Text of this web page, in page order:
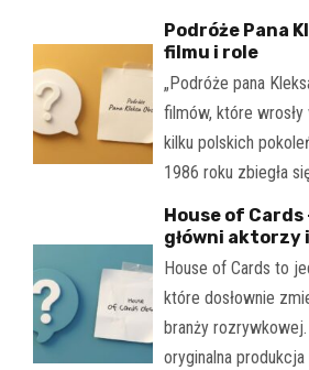
Podróże Pana
filmu i role
„Podróże pana
filmów, które
kilku polskich
1986 roku zbiegła
House of Cards
główni aktorzy
House of Cards to
które dosłownie
branży
oryginalna